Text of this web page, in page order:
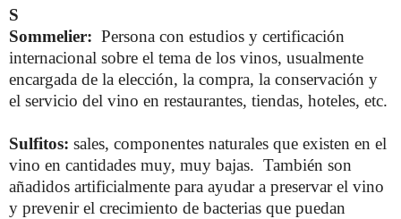
S
Sommelier: Persona con estudios y certificación
internacional sobre el tema de los vinos, usualmente
encargada de la elección, la compra, la conservación y
el servicio del vino en restaurantes, tiendas, hoteles, etc.
Sulfitos: sales, componentes naturales que existen en el
vino en cantidades muy, muy bajas. También son
añadidos artificialmente para ayudar a preservar el vino
y prevenir el crecimiento de bacterias que puedan